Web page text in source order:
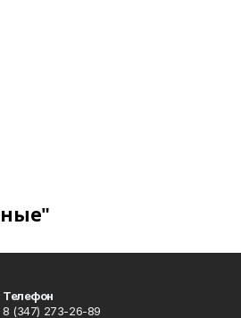
Телефон
8 (347) 273-26-89